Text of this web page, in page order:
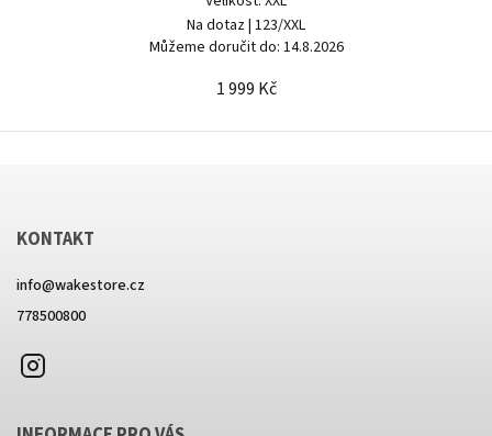
Na dotaz| 123/XXL
Můžeme doručit do: 14.8.2026
1 999 Kč
KONTAKT
info@wakestore.cz
778500800